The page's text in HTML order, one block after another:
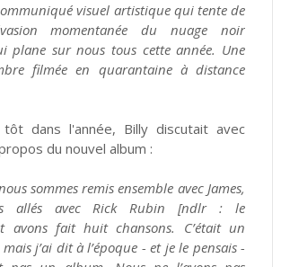
visuel artistique qui tente de
momentanée du nuage noir
plane sur nous tous cette année. Une
filmée en quarantaine à distance
dans l'année, Billy discutait avec
du nouvel album :
sommes remis ensemble avec James,
allés avec Rick Rubin [ndlr : le
avons fait huit chansons. C’était un
j’ai dit à l’époque - et je le pensais -